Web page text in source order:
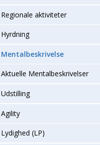
åbenklasse
Regionale aktiviteter
Hyrdning
Mentalbeskrivelse
Aktuelle Mentalbeskrivelser
Udstilling
Agility
Lydighed (LP)